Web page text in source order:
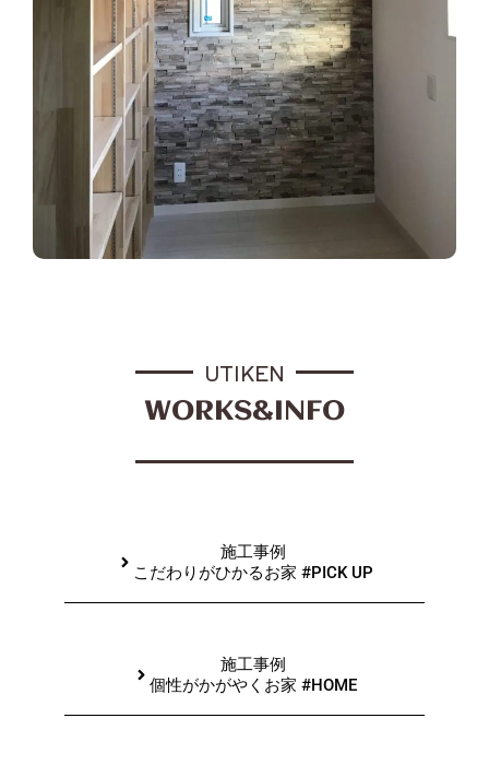
UTIKEN
WORKS&INFO
施工事例
こだわりがひかるお家 #PICK UP
施工事例
個性がかがやくお家 #HOME